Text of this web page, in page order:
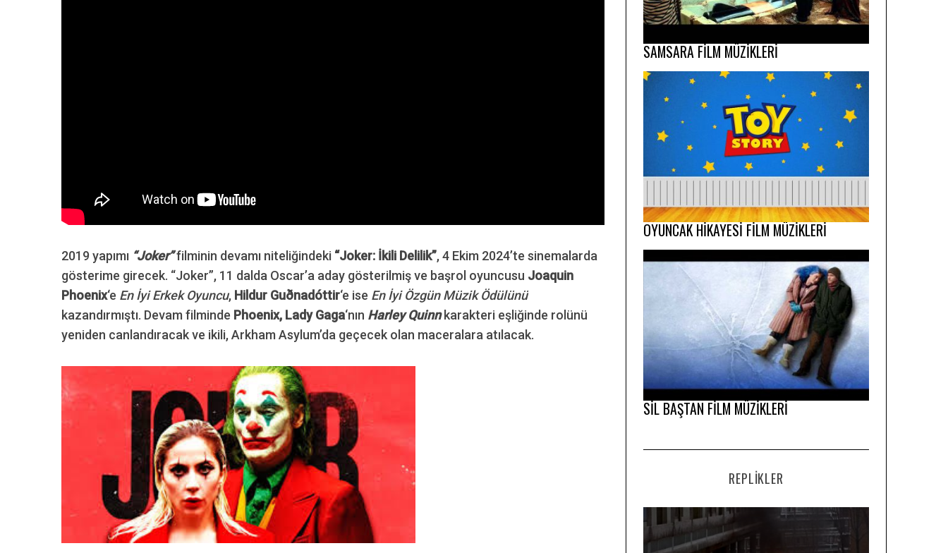
2019 yapımı “Joker”filminin devamı niteliğindeki “Joker: İkili Delilik”, 4 Ekim 2024’te sinemalarda
gösterime girecek. “Joker”, 11 dalda Oscar’a aday gösterilmiş ve başrol oyuncusu Joaquin
Phoenix‘e En İyi Erkek Oyuncu, Hildur Guðnadóttir‘e ise En İyi Özgün Müzik Ödülünü
kazandırmıştı. Devam filminde Phoenix, Lady Gaga‘nın Harley Quinnkarakteri eşliğinde rolünü
yeniden canlandıracak ve ikili, Arkham Asylum’da geçecek olan maceralara atılacak.
SAMSARA FİLM MÜZİKLERİ
OYUNCAK HİKAYESİ FİLM MÜZİKLERİ
SİL BAŞTAN FİLM MÜZİKLERİ
REPLIKLER
e
a
r
c